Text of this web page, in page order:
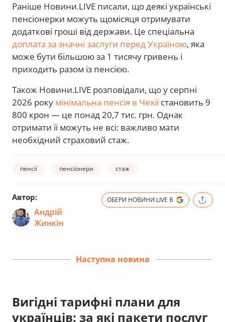
Раніше Новини.LIVE писали, що деякі українські
пенсіонерки можуть щомісяця отримувати
додаткові гроші від держави. Це спеціальна
доплата за значні заслуги перед Україною, яка
може бути більшою за 1 тисячу гривень і
приходить разом із пенсією.
Також Новини.LIVE розповідали, що у серпні
2026 року мінімальна пенсія в Чехіїстановить 9
800 крон — це понад 20,7 тис. грн. Однак
отримати її можуть не всі: важливо мати
необхідний страховий стаж.
пенсії пенсіонери стаж
Автор:
Андрій
Жинкін
ОБЕРИ НОВИНИ.LIVE В
Наступна новина
Вигідні тарифні плани для
українців: за які пакети послуг